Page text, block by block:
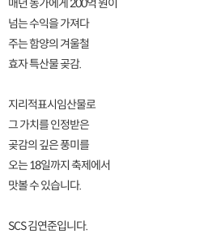
매년 농가에게 200억 원이
넘는 수익을 가져다
주는 함양의 겨울철
효자 특산물 곶감.
지리적표시임산물로
그 가치를 인정받은
곶감의 깊은 풍미를
오는 18일까지 축제에서
맛볼 수 있습니다.
SCS 김연준입니다.